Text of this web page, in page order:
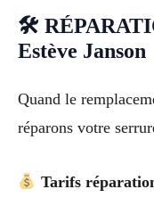
🛠
Estève Janson
Quand le
réparons votre
Tarifs